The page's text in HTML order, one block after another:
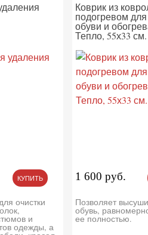
КУПИТЬ
очистки
и
одежды, а
Коврик из
подогревом
обуви и
Тепло, 55х33
1 600 руб.
Позволяет
обувь,
ее полностью.